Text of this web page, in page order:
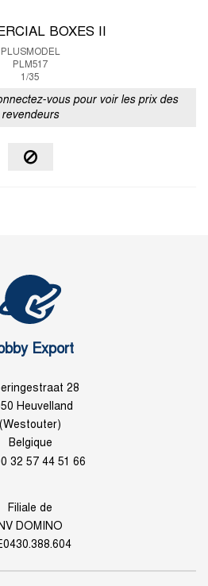
BOXES II
PLUSMODEL
PLM517
1/35
vous pour voir les prix des
revendeurs
Export
28
Heuvelland
(Westouter)
Belgique
32 57 44 51 66
Filiale de
NV DOMINO